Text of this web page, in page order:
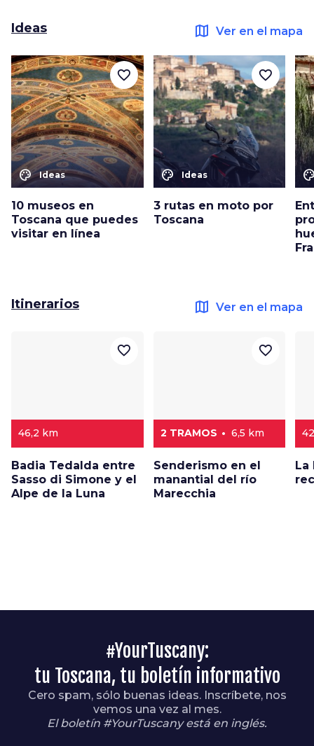
Ideas map Ver en el mapa
color_lens Ideas
10 museos en
Toscana que puedes
visitar en línea
favorite_border
color_lens Ideas
3 rutas en moto por
Toscana
favorite_border
Itinerarios map Ver en el mapa
46,2 km
Badia Tedalda entre
Sasso di Simone y el
Alpe de la Luna
favorite_border
2 TRAMOS 6,5 km
Senderismo en el
manantial del río
Marecchia
favorite_border
La
#YourTuscany:
tu Toscana, tu boletín informativo
Cero spam, sólo buenas ideas. Inscríbete, nos
vemos una vez al mes.
El boletín #YourTuscany está en inglés.